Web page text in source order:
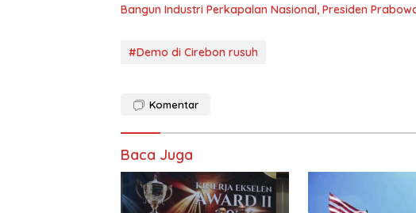
Bangun Industri Perkapalan Nasional, Presiden
#Demo di Cirebon rusuh
Komentar
Baca Juga